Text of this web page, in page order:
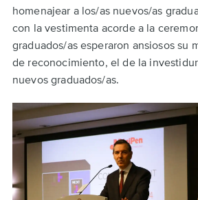
homenajear a los/as nuevos/as
con la vestimenta acorde a la
graduados/as esperaron ansiosos su
de reconocimiento, el de la
nuevos graduados/as.